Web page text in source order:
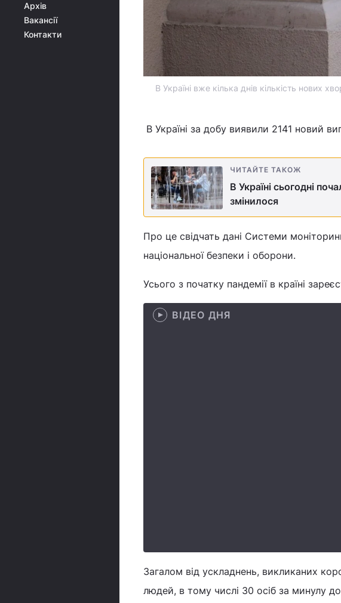
Архів
Вакансії
Контакти
В Україні вже кілька днів кількість нових
В Україні за добу виявили 2141 новий
ЧИТАЙТЕ ТАКОЖ
В Україні сьогодні
змінилося
Про це свідчать дані Системи
національної безпеки і оборони.
Усього з початку пандемії в країні
ВІДЕО ДНЯ
Загалом від ускладнень, викликаних
людей, в тому числі 30 осіб за минулу